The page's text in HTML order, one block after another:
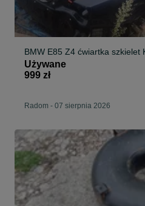
BMW E85 Z4 ćwiartka szkielet
Używane
999 zł
Radom - 07 sierpnia 2026